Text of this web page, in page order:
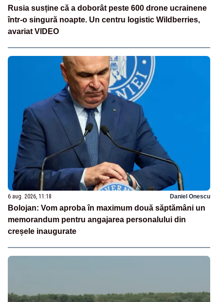
Rusia susține că a doborât peste 600 drone ucrainene
într-o singură noapte. Un centru logistic Wildberries,
avariat VIDEO
6 aug. 2026, 11:18 Daniel Onescu
Bolojan: Vom aproba în maximum două săptămâni un
memorandum pentru angajarea personalului din
creșele inaugurate